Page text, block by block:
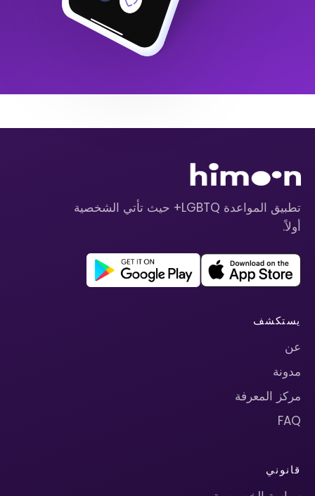
تطبيق المواعدة LGBTQ+ حيث تأتي الشخصية
أولاً.
يستكشف
عن
مدونة
مركز المعرفة
FAQ
قانوني